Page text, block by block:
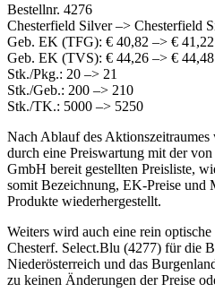
Bestellnr. 4276
Chesterfield Silver –> Chesterfield
Geb. EK (TFG): € 40,82 –> € 41,22
Geb. EK (TVS): € 44,26 –> € 44,48
Stk./Pkg.: 20 –> 21
Stk./Geb.: 200 –> 210
Stk./TK.: 5000 –> 5250
Nach Ablauf des Aktionszeitraumes
durch eine Preiswartung mit der
GmbH bereit gestellten Preisliste,
somit Bezeichnung, EK-Preise und
Produkte wiederhergestellt.
Weiters wird auch eine rein
Chesterf. Select.Blu (4277) für die
Niederösterreich und das
zu keinen Änderungen der Preise